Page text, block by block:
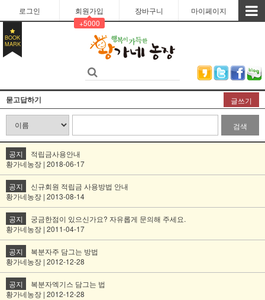
로그인
회원가입
+5000
장바구니 마이페이지
BOOK
MARK
묻고답하기 글쓰기
검색
공지
적립금사용안내
황가네농장 | 2018-06-17
공지
신규회원 적립금 사용방법 안내
황가네농장 | 2013-08-14
공지
궁금한점이 있으신가요? 자유롭게 문의해 주세요.
황가네농장 | 2011-04-17
공지
복분자주 담그는 방법
황가네농장 | 2012-12-28
공지
복분자엑기스 담그는 법
황가네농장 | 2012-12-28